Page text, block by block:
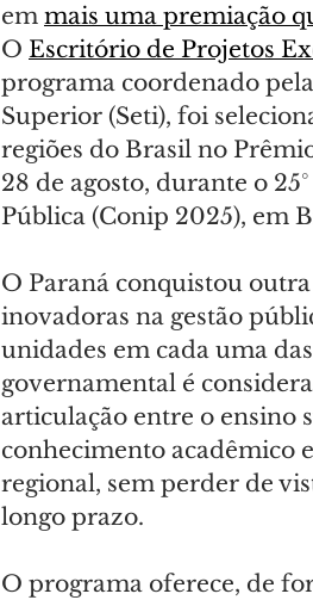
em mais uma premiação
O Escritório de Projetos
programa coordenado
Superior (Seti), foi
regiões do Brasil no
28 de agosto, durante o
Pública (Conip 2025), em
O Paraná conquistou
inovadoras na gestão
unidades em cada uma
governamental é
articulação entre o ensino
conhecimento acadêmico
regional, sem perder de
longo prazo.
O programa oferece, de